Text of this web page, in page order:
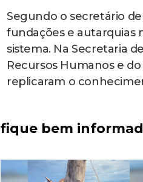
Segundo o secretário de
fundações e autarquias
sistema. Na Secretaria
Recursos Humanos e
replicaram o
fique bem